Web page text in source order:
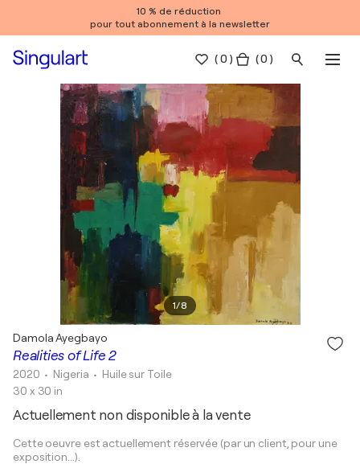
10 % de réduction
pour tout abonnement à la newsletter
(0 ) ( 0 )
1/8
Realities of Life 2
Damola Ayegbayo
2020 • Nigeria • Huile sur Toile
30 x 30 in
Actuellement non disponible à la vente
Cette oeuvre est actuellement réservée (par un client, pour une
exposition...).